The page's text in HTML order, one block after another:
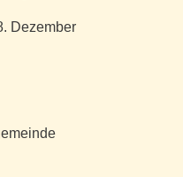
Dezember